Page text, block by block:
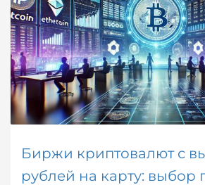
Биржи криптовалют с
рублей на карту: выбор